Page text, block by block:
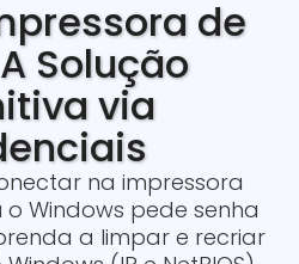
de
Solução
via
na impressora
Windows pede senha
a limpar e recriar